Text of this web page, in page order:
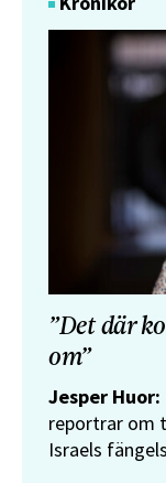
”Det där
om”
Jesper Huor:
reportrar om
Israels